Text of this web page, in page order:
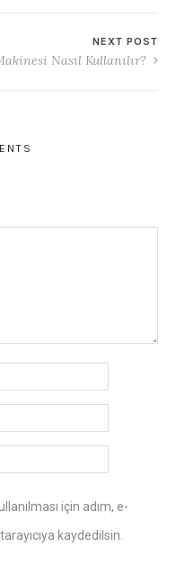
NEXT POST
Nasıl Kullanılır?
için adım, e-
kaydedilsin.